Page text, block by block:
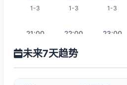
1-3 1-3 1-3
21:00
29°
22:00
29°
23:00
未来7天趋势